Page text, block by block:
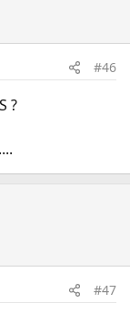
#46
?
#47